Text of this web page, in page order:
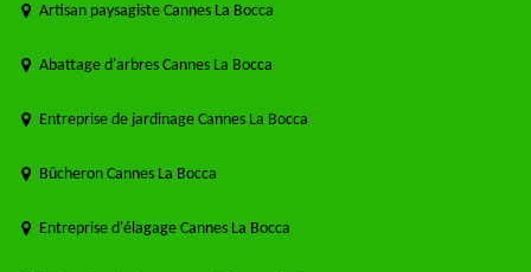
Artisan paysagiste Cannes La Bocca
Abattage d'arbres Cannes La Bocca
Entreprise de jardinage Cannes La Bocca
Bûcheron Cannes La Bocca
Entreprise d'élagage Cannes La Bocca